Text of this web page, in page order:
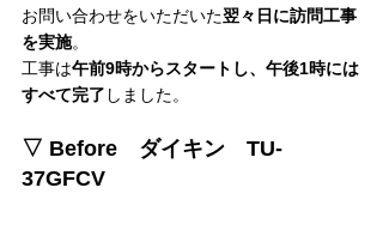
お問い合わせをいただいた翌々日に訪問工事
を実施。
工事は午前9時からスタートし、午後1時には
すべて完了 しました。
▽ Before　ダイキン　TU-
37GFCV